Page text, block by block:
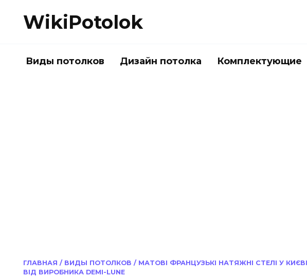
WikiPotolok
Виды потолков Дизайн потолка Комплектующие
ГЛАВНАЯ / ВИДЫ ПОТОЛКОВ / МАТОВІ ФРАНЦУЗЬКІ НАТЯЖНІ СТЕЛІ У
ВІД ВИРОБНИКА DEMI-LUNE